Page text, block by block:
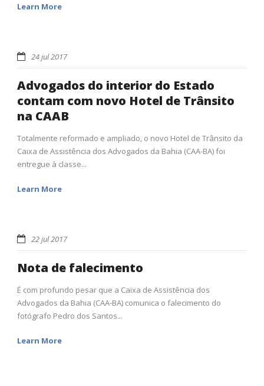
Learn More
24 jul 2017
Advogados do interior do Estado
contam com novo Hotel de Trânsito
na CAAB
Totalmente reformado e ampliado, o novo Hotel de Trânsito da
Caixa de Assistência dos Advogados da Bahia (CAA-BA) foi
entregue à classe...
Learn More
22 jul 2017
Nota de falecimento
É com profundo pesar que a Caixa de Assistência dos
Advogados da Bahia (CAA-BA) comunica o falecimento do
fotógrafo Pedro dos Santos...
Learn More